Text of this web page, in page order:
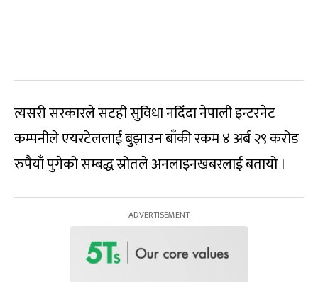
त्यसरी सरकारले सटही सुविधा नदिँदा नेपाली इन्टरनेट
कम्पनीले एयरटेललाई बुझाउन बाँकी रकम ४ अर्ब २९ करोड
रुपैयाँ पुगेको सम्बद्ध स्रोतले अनलाइनखबरलाई बतायो ।